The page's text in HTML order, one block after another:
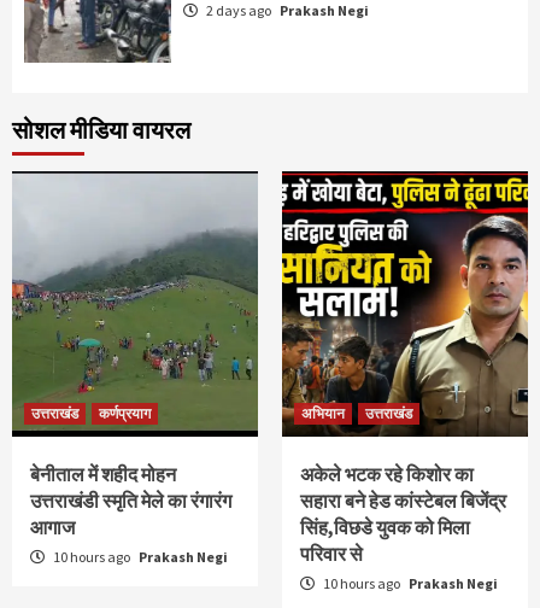
2 days ago Prakash Negi
सोशल मीडिया वायरल
उत्तराखंड कर्णप्रयाग
बेनीताल में शहीद मोहन
उत्तराखंडी स्मृति मेले का रंगारंग
आगाज
10 hours ago Prakash Negi
अभियान उत्तराखंड
अकेले भटक रहे किशोर का
सहारा बने हेड कांस्टेबल बिजेंद्र
सिंह,विछडे युवक को मिला
परिवार से
10 hours ago Prakash Negi